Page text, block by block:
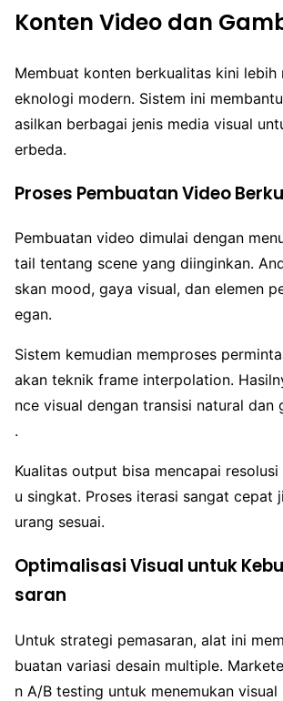
Konten Video dan
Membuat konten berkualitas kini lebih
eknologi modern. Sistem ini
asilkan berbagai jenis media visual
erbeda.
Proses Pembuatan Video
Pembuatan video dimulai dengan
tail tentang scene yang diinginkan.
skan mood, gaya visual, dan elemen
egan.
Sistem kemudian memproses
akan teknik frame interpolation.
nce visual dengan transisi natural dan
.
Kualitas output bisa mencapai
u singkat. Proses iterasi sangat cepat
urang sesuai.
Optimalisasi Visual untuk
saran
Untuk strategi pemasaran, alat ini
buatan variasi desain multiple.
n A/B testing untuk menemukan